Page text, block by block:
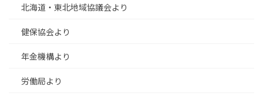
北海道・東北地域協議会より
健保協会より
年金機構より
労働局より